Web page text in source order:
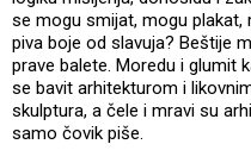
se mogu smijat, mogu
piva boje od slavuja? Beštije
prave balete. Moredu i glumit
se bavit arhitekturom i
skulptura, a čele i mravi su
samo čovik piše.